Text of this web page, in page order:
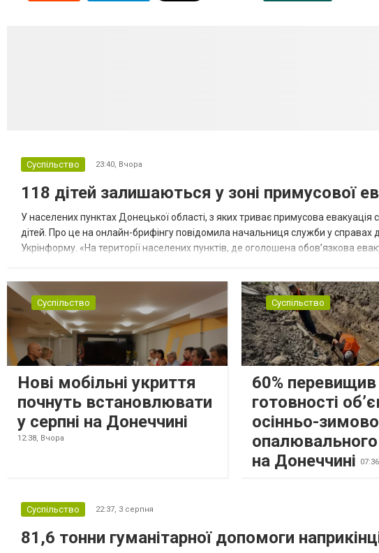
Суспільство 23:40, Вчора
118 дітей залишаються у зоні примусової
У населених пунктах Донецької області, з яких триває примусова
дітей. Про це на онлайн-брифінгу повідомила начальниця служби у
Укрінформу. «На території населених пунктів, де оголошена обов’язкова
Суспільство
Нові мобільні укриття
почнуть встановлювати
у серпні на Донеччині
12:38, Вчора
Суспільство
60% перевищив
готовності
осінньо-
на Донеччині
07:36,
Суспільство 22:37, 3 серпня
81,6 тонни гуманітарної допомоги